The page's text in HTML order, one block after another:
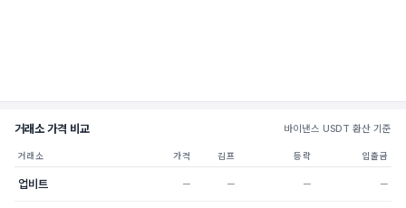
거래소 가격 비교 바이낸스 USDT 환산 기준
거래소 가격 김프 등락 입출금
업비트 ─ ─ ─ ─